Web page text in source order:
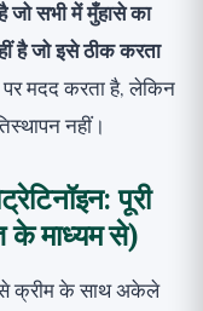
जो सभी में मुँहासे का
है जो इसे ठीक करता
मदद करता है, लेकिन
नहीं।
पूरी
के माध्यम से)
से क्रीम के साथ अकेले